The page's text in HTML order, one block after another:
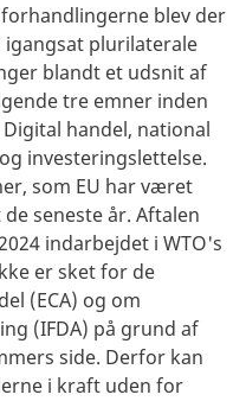
blev der
igangsat plurilaterale
blandt et udsnit af
tre emner inden
handel, national
investeringslettelse.
som EU har været
seneste år. Aftalen
indarbejdet i WTO's
er sket for de
(ECA) og om
(IFDA) på grund af
side. Derfor kan
i kraft uden for